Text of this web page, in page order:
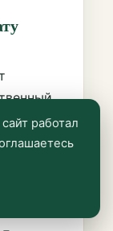
на работал